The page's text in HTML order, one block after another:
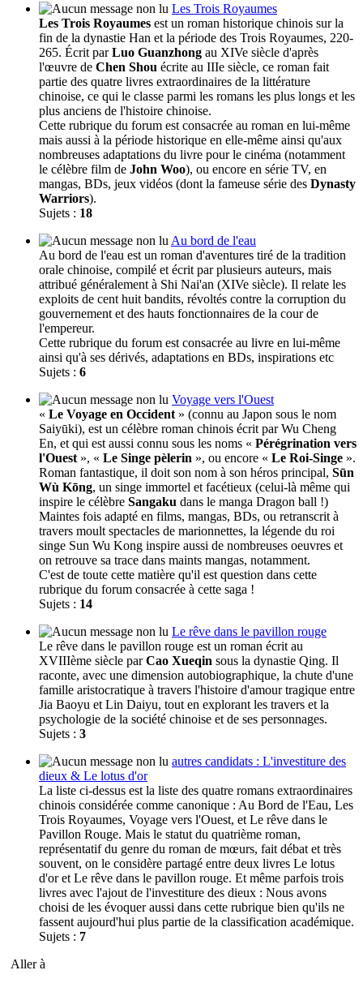
Les Trois Royaumes
Les Trois Royaumes est un roman historique chinois sur la
fin de la dynastie Han et la période des Trois Royaumes, 220-
265. Écrit parLuo Guanzhong au XIVe siècle d'après
l'œuvre de Chen Shou écrite au IIIe siècle, ce roman fait
partie des quatre livres extraordinaires de la littérature
chinoise, ce qui le classe parmi les romans les plus longs et les
plus anciens de l'histoire chinoise.
Cette rubrique du forum est consacrée au roman en lui-même
mais aussi à la période historique en elle-même ainsi qu'aux
nombreuses adaptations du livre pour le cinéma (notamment
le célèbre film de John Woo), ou encore en série TV, en
mangas, BDs, jeux vidéos (dont la fameuse série des Dynasty
Warriors).
Sujets : 18
Au bord de l'eau
Au bord de l'eau est un roman d'aventures tiré de la tradition
orale chinoise, compilé et écrit par plusieurs auteurs, mais
attribué généralement à Shi Nai'an (XIVe siècle). Il relate les
exploits de cent huit bandits, révoltés contre la corruption du
gouvernement et des hauts fonctionnaires de la cour de
l'empereur.
Cette rubrique du forum est consacrée au livre en lui-même
ainsi qu'à ses dérivés, adaptations en BDs, inspirations etc
Sujets : 6
Voyage vers l'Ouest
« Le Voyage en Occident » (connu au Japon sous le nom
Saiyūki), est un célèbre roman chinois écrit par Wu Cheng
En, et qui est aussi connu sous les noms « Pérégrination vers
l'Ouest », « Le Singe pèlerin », ou encore « Le Roi-Singe ».
Roman fantastique, il doit son nom à son héros principal, Sūn
Wù Kōng, un singe immortel et facétieux (celui-là même qui
inspire le célèbre Sangaku dans le manga Dragon ball !)
Maintes fois adapté en films, mangas, BDs, ou retranscrit à
travers moult spectacles de marionnettes, la légende du roi
singe Sun Wu Kong inspire aussi de nombreuses oeuvres et
on retrouve sa trace dans maints mangas, notamment.
C'est de toute cette matière qu'il est question dans cette
rubrique du forum consacrée à cette saga !
Sujets : 14
Le rêve dans le pavillon rouge
Le rêve dans le pavillon rouge est un roman écrit au
XVIIIème siècle parCao Xueqin sous la dynastie Qing. Il
raconte, avec une dimension autobiographique, la chute d'une
famille aristocratique à travers l'histoire d'amour tragique entre
Jia Baoyu et Lin Daiyu, tout en explorant les travers et la
psychologie de la société chinoise et de ses personnages.
Sujets : 3
autres candidats : L'investiture des
dieux & Le lotus d'or
La liste ci-dessus est la liste des quatre romans extraordinaires
chinois considérée comme canonique : Au Bord de l'Eau, Les
Trois Royaumes, Voyage vers l'Ouest, et Le rêve dans le
Pavillon Rouge. Mais le statut du quatrième roman,
représentatif du genre du roman de mœurs, fait débat et très
souvent, on le considère partagé entre deux livres Le lotus
d'or et Le rêve dans le pavillon rouge. Et même parfois trois
livres avec l'ajout de l'investiture des dieux : Nous avons
choisi de les évoquer aussi dans cette rubrique bien qu'ils ne
fassent aujourd'hui plus partie de la classification académique.
Sujets : 7
Aller à